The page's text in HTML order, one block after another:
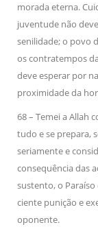
morada eterna.
juventude não
senilidade; o povo
os contratempos
deve esperar por
proximidade da
68 – Temei a Allah
tudo e se prepara,
seriamente e
consequência das
sustento, o
ciente punição e
oponente.